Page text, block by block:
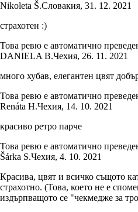
Nikoleta Š.Словакия, 31. 12. 2021
страхотен :)
Това ревю е автоматично
DANIELA B.Чехия, 26. 11. 2021
много хубав, елегантен цвят
Това ревю е автоматично
Renáta H.Чехия, 14. 10. 2021
красиво ретро парче
Това ревю е автоматично
Šárka S.Чехия, 4. 10. 2021
Красива, цвят и всичко същото
страхотно. (Това, което не е
издърпващото се "чекмедже за